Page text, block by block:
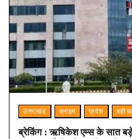
उत्तराखंड क्राइम प्रदेश बड़ी
ब्रेकिंग : ऋषिकेश एम्स के सात बड़े